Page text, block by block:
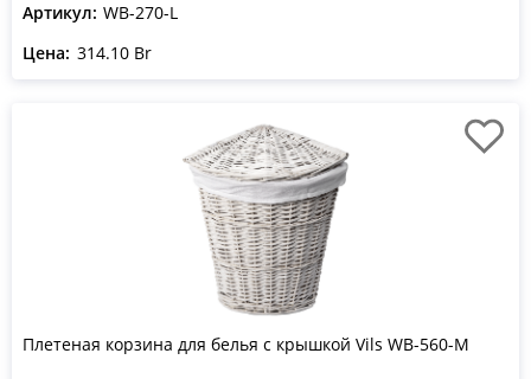
Артикул: WB-270-L
Цена: 314.10 Br
Плетеная корзина для белья с крышкой Vils WB-560-M